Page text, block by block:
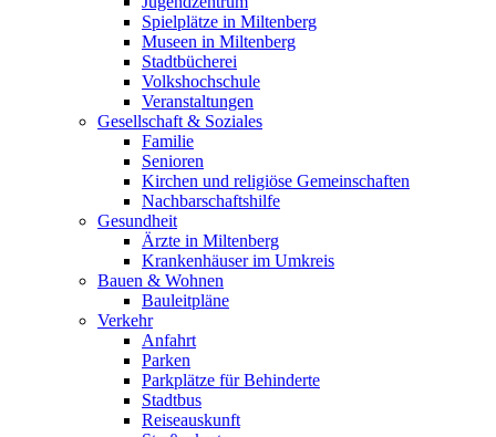
Spielplätze in Miltenberg
Museen in Miltenberg
Stadtbücherei
Volkshochschule
Veranstaltungen
Gesellschaft & Soziales
Familie
Senioren
Kirchen und religiöse Gemeinschaften
Nachbarschaftshilfe
Gesundheit
Ärzte in Miltenberg
Krankenhäuser im Umkreis
Bauen & Wohnen
Bauleitpläne
Verkehr
Anfahrt
Parken
Parkplätze für Behinderte
Stadtbus
Reiseauskunft